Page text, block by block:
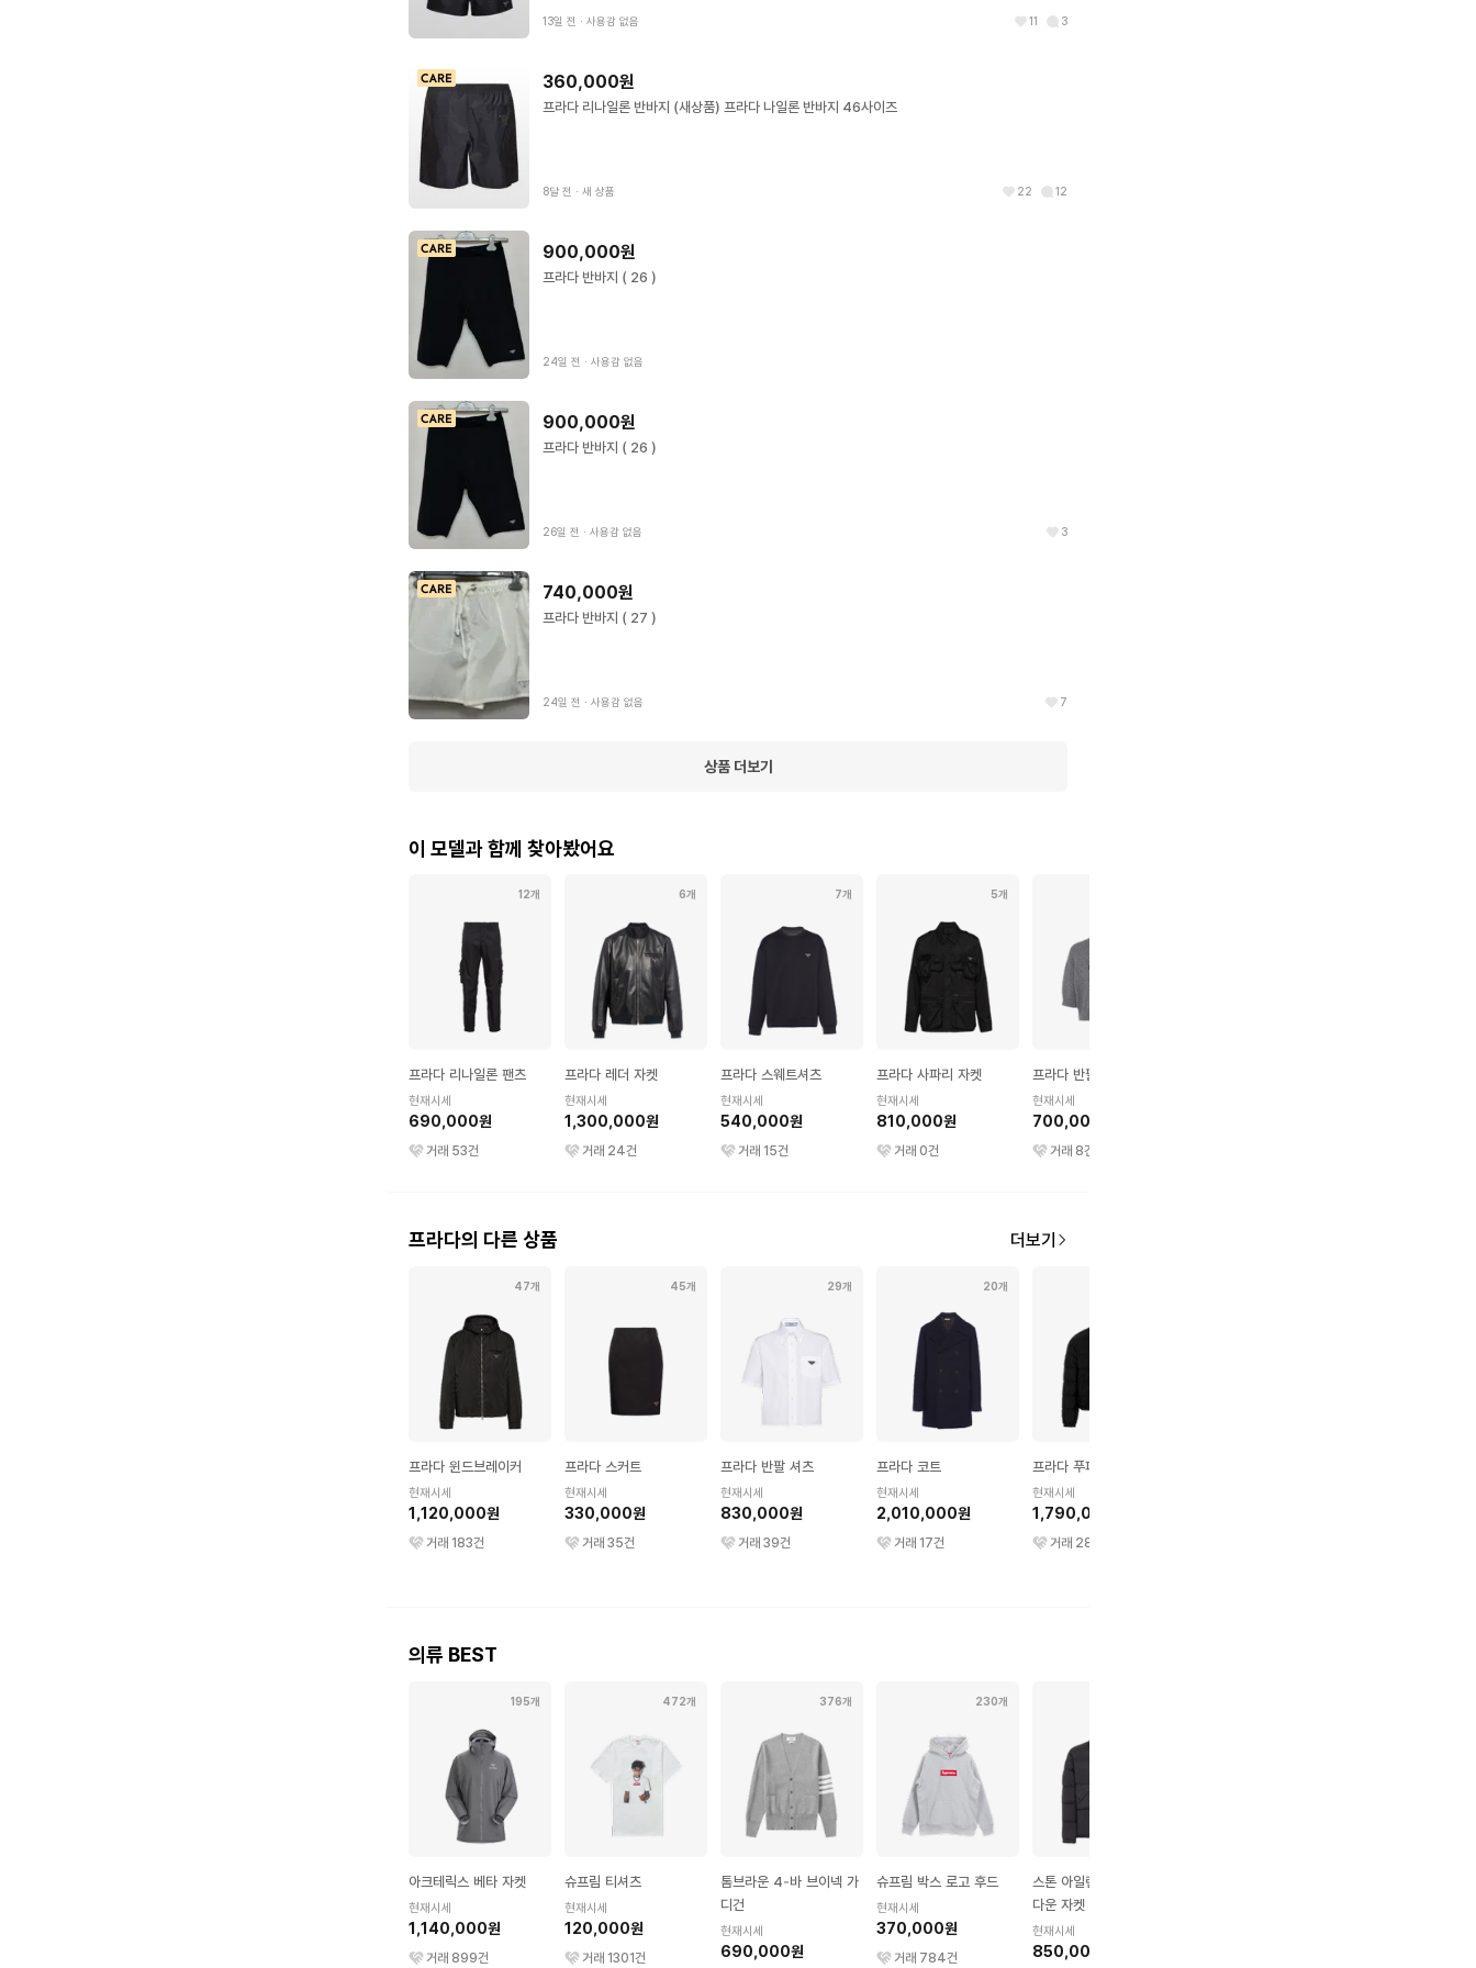
13일 전 ∙ 사용감 없음 11 3
360,000원
프라다 리나일론 반바지 (새상품) 프라다 나일론 반바지 46사이즈
8달 전 ∙ 새 상품 22 12
900,000원
프라다 반바지 ( 26 )
24일 전 ∙ 사용감 없음
900,000원
프라다 반바지 ( 26 )
26일 전 ∙ 사용감 없음 3
740,000원
프라다 반바지 ( 27 )
24일 전 ∙ 사용감 없음 7
상품 더보기
이 모델과 함께 찾아봤어요
12개
프라다 리나일론 팬츠
현재시세
690,000원
거래 53건
6개
프라다 레더 자켓
현재시세
1,300,000원
거래 24건
7개
프라다 스웨트셔츠
현재시세
540,000원
거래 15건
5개
프라다 사파리 자켓
현재시세
810,000원
거래 0건
프라다 반팔 스웨터
현재시세
700,000원
거래 8건
프라다의 다른 상품 더보기
47개
프라다 윈드브레이커
현재시세
1,120,000원
거래 183건
45개
프라다 스커트
현재시세
330,000원
거래 35건
29개
프라다 반팔 셔츠
현재시세
830,000원
거래 39건
20개
프라다 코트
현재시세
2,010,000원
거래 17건
프라다 푸퍼 자켓
현재시세
1,790,000원
거래 284
의류 BEST
195개
아크테릭스 베타 자켓
현재시세
1,140,000원
거래 899건
472개
슈프림 티셔츠
현재시세
120,000원
거래 1301건
376개
톰브라운 4-바 브이넥 가
디건
현재시세
690,000원
230개
슈프림 박스 로고 후드
현재시세
370,000원
거래 784건
스톤 아일랜드 크링클랩스
다운 자켓
현재시세
850,000원